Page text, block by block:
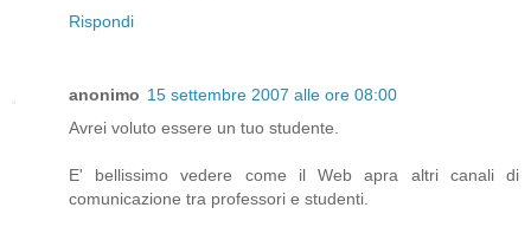
Rispondi
anonimo 15 settembre 2007 alle ore 08:00
Avrei voluto essere un tuo studente.
E' bellissimo vedere come il Web apra altri canali di
comunicazione tra professori e studenti.